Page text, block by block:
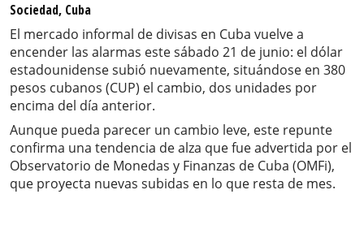
Sociedad, Cuba
El mercado informal de divisas en Cuba vuelve a
encender las alarmas este sábado 21 de junio: el dólar
estadounidense subió nuevamente, situándose en 380
pesos cubanos (CUP) el cambio, dos unidades por
encima del día anterior.
Aunque pueda parecer un cambio leve, este repunte
confirma una tendencia de alza que fue advertida por el
Observatorio de Monedas y Finanzas de Cuba (OMFi),
que proyecta nuevas subidas en lo que resta de mes.